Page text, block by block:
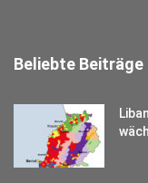
Beliebte Beiträge